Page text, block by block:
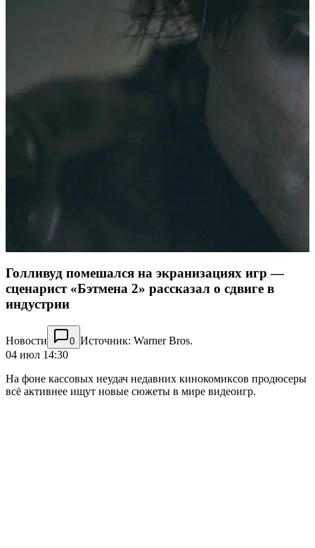
Голливуд помешался на экранизациях игр —
сценарист «Бэтмена 2» рассказал о сдвиге в
индустрии
Новости 0 Источник: Warner Bros.
04 июл 14:30
На фоне кассовых неудач недавних кинокомиксов продюсеры
всё активнее ищут новые сюжеты в мире видеоигр.